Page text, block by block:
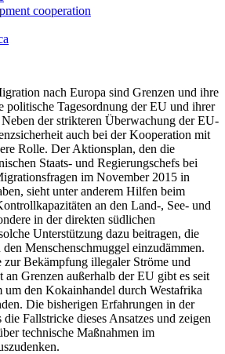
cooperation
nach Europa sind Grenzen und ihre
politische Tagesordnung der EU und ihrer
der strikteren Überwachung der EU-
auch bei der Kooperation mit
Rolle. Der Aktionsplan, den die
Staats- und Regierungschefs bei
im November 2015 in
sieht unter anderem Hilfen beim
an den Land-, See- und
in der direkten südlichen
Unterstützung dazu beitragen, die
Menschenschmuggel einzudämmen.
zur Bekämpfung illegaler Ströme und
Grenzen außerhalb der EU gibt es seit
um den Kokainhandel durch Westafrika
Die bisherigen Erfahrungen in der
Fallstricke dieses Ansatzes und zeigen
technische Maßnahmen im